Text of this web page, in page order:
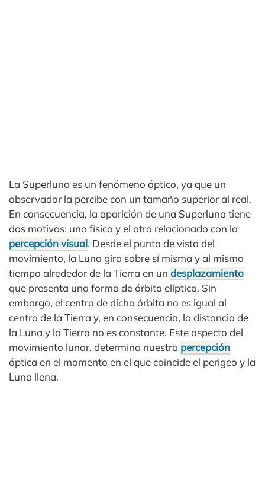
La Superluna es un fenómeno óptico, ya que un
observador la percibe con un tamaño superior al real.
En consecuencia, la aparición de una Superluna tiene
dos motivos: uno físico y el otro relacionado con la
percepción visual. Desde el punto de vista del
movimiento, la Luna gira sobre sí misma y al mismo
tiempo alrededor de la Tierra en un desplazamiento
que presenta una forma de órbita elíptica. Sin
embargo, el centro de dicha órbita no es igual al
centro de la Tierra y, en consecuencia, la distancia de
la Luna y la Tierra no es constante. Este aspecto del
movimiento lunar, determina nuestra percepción
óptica en el momento en el que coincide el perigeo y la
Luna llena.